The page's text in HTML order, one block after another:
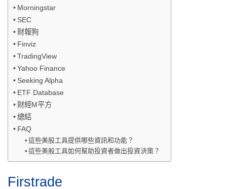
Morningstar
SEC
財報狗
Finviz
TradingView
Yahoo Finance
Seeking Alpha
ETF Database
財經M平方
總結
FAQ
這些美股工具提供哪些資訊和功能？
這些美股工具如何幫助投資者做出投資決策？
Firstrade